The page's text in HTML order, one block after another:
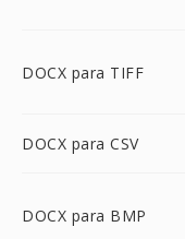
DOCX para TIFF
DOCX para CSV
DOCX para BMP